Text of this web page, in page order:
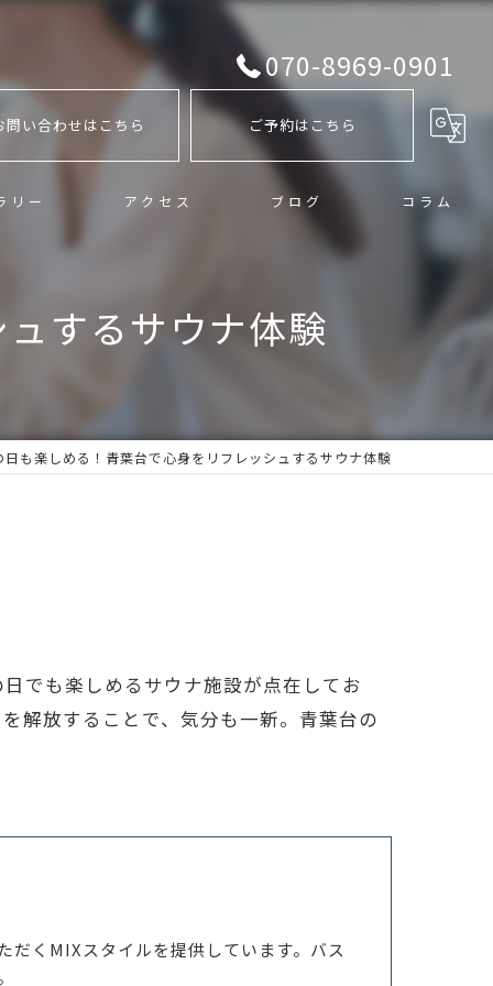
070-8969-0901
問い合わせはこちら ご予約はこちら
リー アクセス ブログ コラム
するサウナ体験
日も楽しめる！青葉台で心身をリフレッシュするサウナ体験
でも楽しめるサウナ施設が点在してお
解放することで、気分も一新。青葉台の
だくMIXスタイルを提供しています。バス